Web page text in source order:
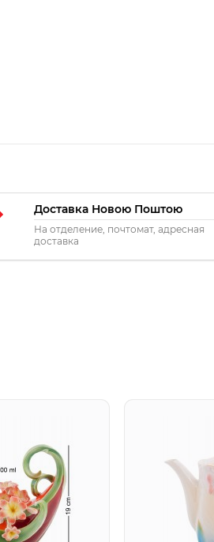
Доставка Новою Поштою
На отделение, почтомат, адресная
доставка